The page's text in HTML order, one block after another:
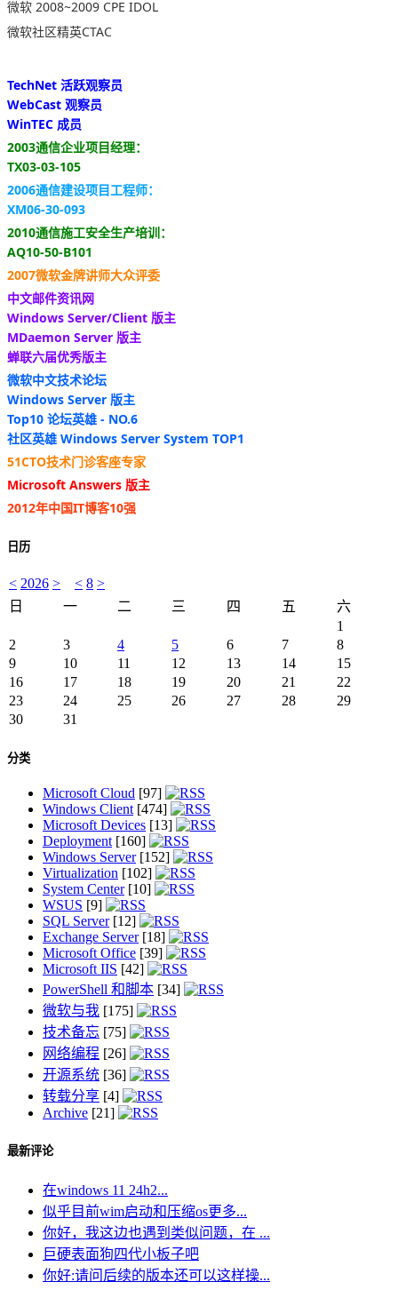
微软 2008~2009 CPE IDOL
微软社区精英CTAC
TechNet 活跃观察员
WebCast 观察员
WinTEC 成员
2003通信企业项目经理：
TX03-03-105
2006通信建设项目工程师：
XM06-30-093
2010通信施工安全生产培训：
AQ10-50-B101
2007微软金牌讲师大众评委
中文邮件资讯网
Windows Server/Client 版主
MDaemon Server 版主
蝉联六届优秀版主
微软中文技术论坛
Windows Server 版主
Top10 论坛英雄 - NO.6
社区英雄 Windows Server System TOP1
51CTO技术门诊客座专家
Microsoft Answers 版主
2012年中国IT博客10强
日历
< 2026 > < 8 >
日
一 二 三 四 五
六
1
2
3 4 5 6 7
8
9
10 11 12 13 14
15
16
17 18 19 20 21
22
23
24 25 26 27 28
29
30
31
分类
Microsoft Cloud [97]
Windows Client[474]
Microsoft Devices [13]
Deployment[160]
Windows Server[152]
Virtualization [102]
System Center[10]
WSUS [9]
SQL Server[12]
Exchange Server[18]
Microsoft Office [39]
Microsoft IIS [42]
PowerShell 和脚本 [34]
微软与我 [175]
技术备忘 [75]
网络编程 [26]
开源系统 [36]
转载分享 [4]
Archive [21]
最新评论
在windows 11 24h2...
似乎目前wim启动和压缩os更多...
你好，我这边也遇到类似问题，在 ...
巨硬表面狗四代小板子吧
你好:请问后续的版本还可以这样操...